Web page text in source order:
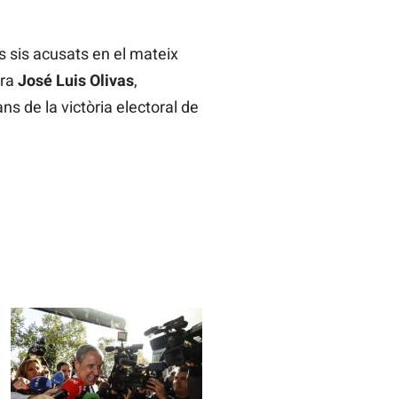
sis acusats en el mateix
José Luis Olivas,
de la victòria electoral de